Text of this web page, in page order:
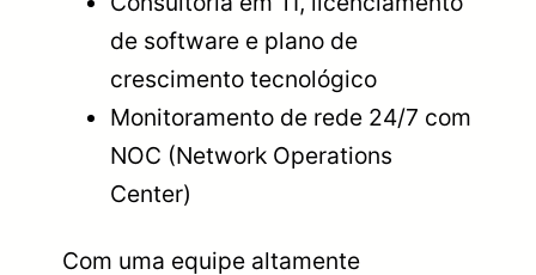
de software e plano de
crescimento tecnológico
Monitoramento de rede 24/7 com
NOC (Network Operations
Center)
Com uma equipe altamente